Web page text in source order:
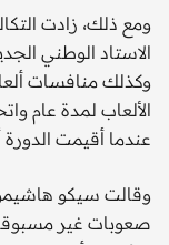
ومع ذلك، زادت
الاستاد الوطني
وكذلك منافسات
الألعاب لمدة عام
عندما أقيمت الدورة
وقالت سيكو
صعوبات غير